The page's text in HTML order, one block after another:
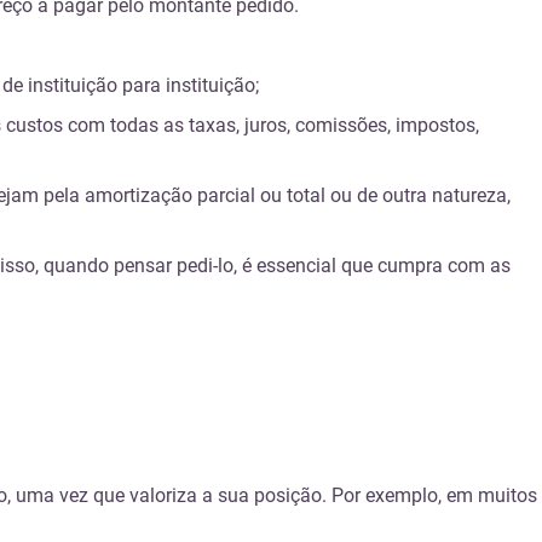
a pagar pelo montante pedido.
instituição para instituição;
com todas as taxas, juros, comissões, impostos,
pela amortização parcial ou total ou de outra natureza,
quando pensar pedi-lo, é essencial que cumpra com as
vez que valoriza a sua posição. Por exemplo, em muitos